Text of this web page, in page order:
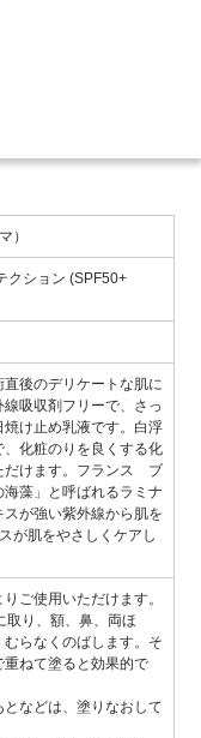
）
クション (SPF50+
後のデリケートな肌に
吸収剤フリーで、さっ
け止め乳液です。白浮
化粧のりを良くする化
だけます。フランス ブ
藻」と呼ばれるラミナ
が強い紫外線から肌を
が肌をやさしくケアし
ご使用いただけます。
り、額、鼻、両ほ
らなくのばします。そ
ねて塗ると効果的で
などは、塗りなおして